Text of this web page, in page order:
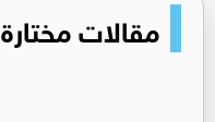
مقالات مختارة